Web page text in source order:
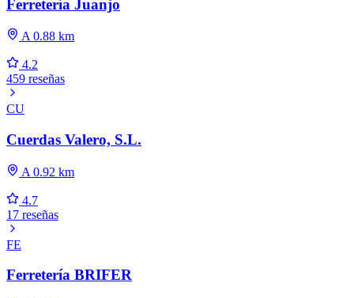
Ferretería Juanjo
A 0.88 km
4.2
459 reseñas
CU
Cuerdas Valero, S.L.
A 0.92 km
4.7
17 reseñas
FE
Ferretería BRIFER